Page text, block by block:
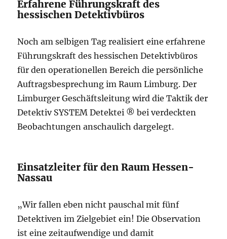
Erfahrene Führungskraft des
hessischen Detektivbüros
Noch am selbigen Tag realisiert eine erfahrene
Führungskraft des hessischen Detektivbüros
für den operationellen Bereich die persönliche
Auftragsbesprechung im Raum Limburg. Der
Limburger Geschäftsleitung wird die Taktik der
Detektiv SYSTEM Detektei ® bei verdeckten
Beobachtungen anschaulich dargelegt.
Einsatzleiter für den Raum Hessen-
Nassau
„Wir fallen eben nicht pauschal mit fünf
Detektiven im Zielgebiet ein! Die Observation
ist eine zeitaufwendige und damit